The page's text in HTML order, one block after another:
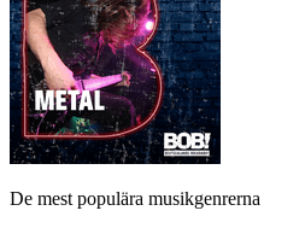
De mest populära musikgenrerna